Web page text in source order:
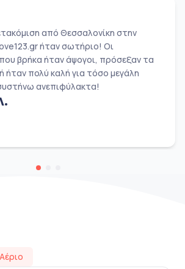
από Θεσσαλονίκη στην
ήταν σωτήριο! Οι
βρήκα ήταν άψογοι, πρόσεξαν τα
ήταν πολύ καλή για τόσο μεγάλη
ανεπιφύλακτα!